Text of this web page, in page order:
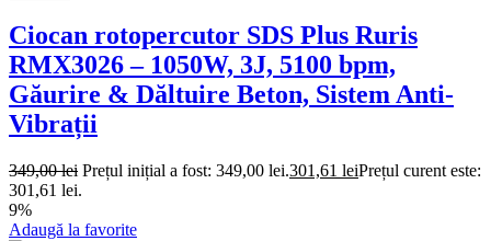
Ciocan rotopercutor SDS Plus Ruris
RMX3026 – 1050W, 3J, 5100 bpm,
Găurire & Dăltuire Beton, Sistem Anti-
Vibrații
349,00lei Prețul inițial a fost: 349,00 lei.301,61 leiPrețul curent este:
301,61 lei.
9%
Adaugă la favorite